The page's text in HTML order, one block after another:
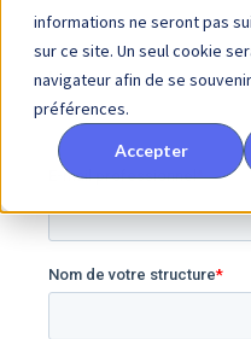
informations ne seront pas
sur ce site. Un seul cookie
navigateur afin de se
préférences.
Accepter